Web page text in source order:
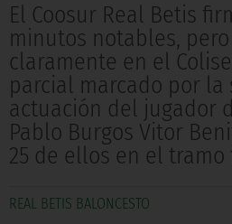
El Coosur Real Betis
minutos notables,
claramente en el
parcial marcado por la
actuación del jugador
Pablo Burgos Vitor
25 de ellos en el
REAL BETIS BALONCESTO